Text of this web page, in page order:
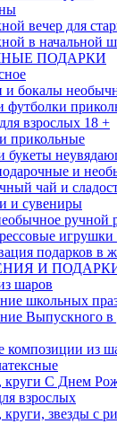
вечер для
в начальной
ПОДАРКИ
и бокалы
футболки
взрослых 18 +
прикольные
букеты
и
чай и
и сувениры
ручной
подарков в
И
шаров
школьных
Выпускного в
композиции из
круги С Днем
взрослых
круги, звезды с